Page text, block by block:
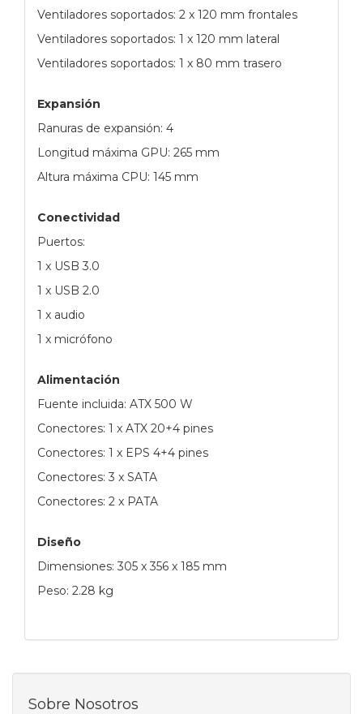
Ventiladores soportados: 2 x 120 mm frontales
Ventiladores soportados: 1 x 120 mm lateral
Ventiladores soportados: 1 x 80 mm trasero
Expansión
Ranuras de expansión: 4
Longitud máxima GPU: 265 mm
Altura máxima CPU: 145 mm
Conectividad
Puertos:
1 x USB 3.0
1 x USB 2.0
1 x audio
1 x micrófono
Alimentación
Fuente incluida: ATX 500 W
Conectores: 1 x ATX 20+4 pines
Conectores: 1 x EPS 4+4 pines
Conectores: 3 x SATA
Conectores: 2 x PATA
Diseño
Dimensiones: 305 x 356 x 185 mm
Peso: 2.28 kg
Sobre Nosotros